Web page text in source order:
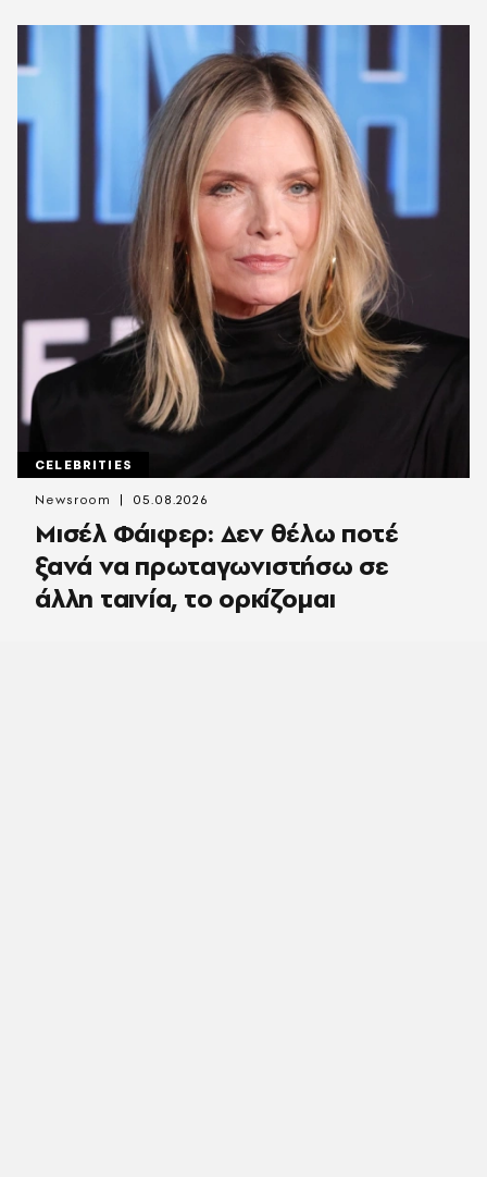
CELEBRITIES
Μισέλ Φάιφερ: Δεν θέλω ποτέ
ξανά να πρωταγωνιστήσω σε
άλλη ταινία, το ορκίζομαι
Newsroom 05.08.2026